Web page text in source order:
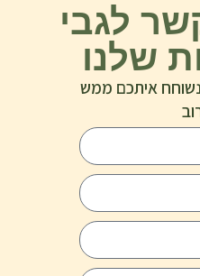
לגבי
שלנו
איתכם ממש